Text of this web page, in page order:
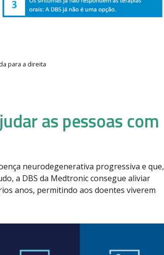
para a direita
as pessoas com
neurodegenerativa progressiva e que,
a DBS da Medtronic consegue aliviar
anos, permitindo aos doentes viverem